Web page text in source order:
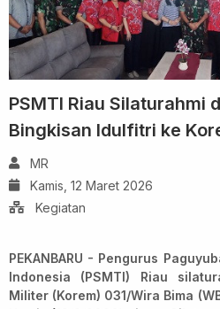
PSMTI Riau Silaturahmi
Bingkisan Idulfitri ke
MR
Kamis, 12 Maret 2026
Kegiatan
PEKANBARU - Pengurus
Indonesia (PSMTI) Riau
Militer (Korem) 031/Wira Bima